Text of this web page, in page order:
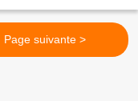
Page suivante >